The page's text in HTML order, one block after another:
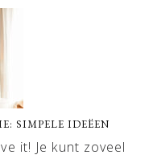
SIMPELE IDEËEN
it! Je kunt zoveel